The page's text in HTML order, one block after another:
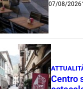
07/08/2026
Centro